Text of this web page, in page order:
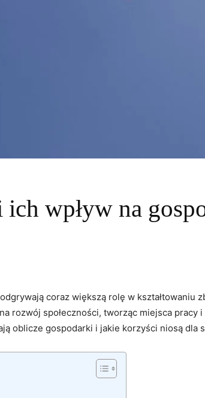
wpływ na
coraz większą rolę w kształtowaniu
rozwój społeczności, tworząc miejsca
oblicze gospodarki i jakie korzyści niosą dla⁣